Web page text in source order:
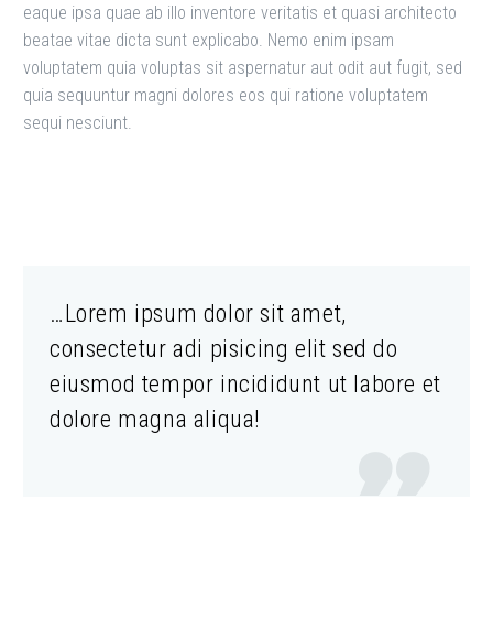
eaque ipsa quae ab illo inventore veritatis et quasi architecto
beatae vitae dicta sunt explicabo. Nemo enim ipsam
voluptatem quia voluptas sit aspernatur aut odit aut fugit, sed
quia sequuntur magni dolores eos qui ratione voluptatem
sequi nesciunt.
…Lorem ipsum dolor sit amet,
consectetur adi pisicing elit sed do
eiusmod tempor incididunt ut labore et
dolore magna aliqua!
